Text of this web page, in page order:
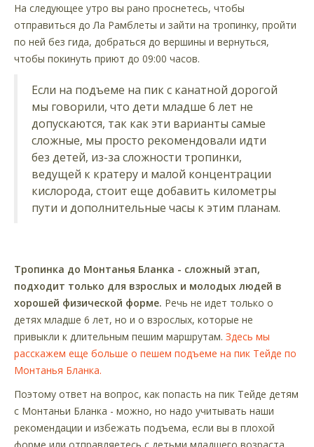
На следующее утро вы рано проснетесь, чтобы
отправиться до Ла Рамблеты и зайти на тропинку, пройти
по ней без гида, добраться до вершины и вернуться,
чтобы покинуть приют до 09:00 часов.
Если на подъеме на пик с канатной дорогой
мы говорили, что дети младше 6 лет не
допускаются, так как эти варианты самые
сложные, мы просто рекомендовали идти
без детей, из-за сложности тропинки,
ведущей к кратеру и малой концентрации
кислорода, стоит еще добавить километры
пути и дополнительные часы к этим планам.
Тропинка до Монтанья Бланка - сложный этап,
подходит только для взрослых и молодых людей в
хорошей физической форме. Речь не идет только о
детях младше 6 лет, но и о взрослых, которые не
привыкли к длительным пешим маршрутам. Здесь мы
расскажем еще больше о пешем подъеме на пик Тейде по
Монтанья Бланка.
Поэтому ответ на вопрос, как попасть на пик Тейде детям
с Монтаньи Бланка - можно, но надо учитывать наши
рекомендации и избежать подъема, если вы в плохой
форме или отправляетесь с детьми младшего возраста.